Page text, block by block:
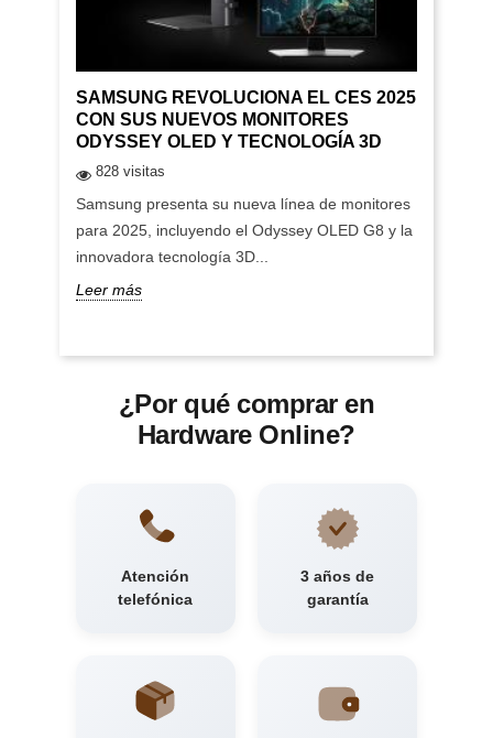
SAMSUNG REVOLUCIONA EL CES 2025
CON SUS NUEVOS MONITORES
ODYSSEY OLED Y TECNOLOGÍA 3D
828 visitas
Samsung presenta su nueva línea de monitores
para 2025, incluyendo el Odyssey OLED G8 y la
innovadora tecnología 3D...
Leer más
¿Por qué comprar en
Hardware Online?
Atención
telefónica
3 años de
garantía